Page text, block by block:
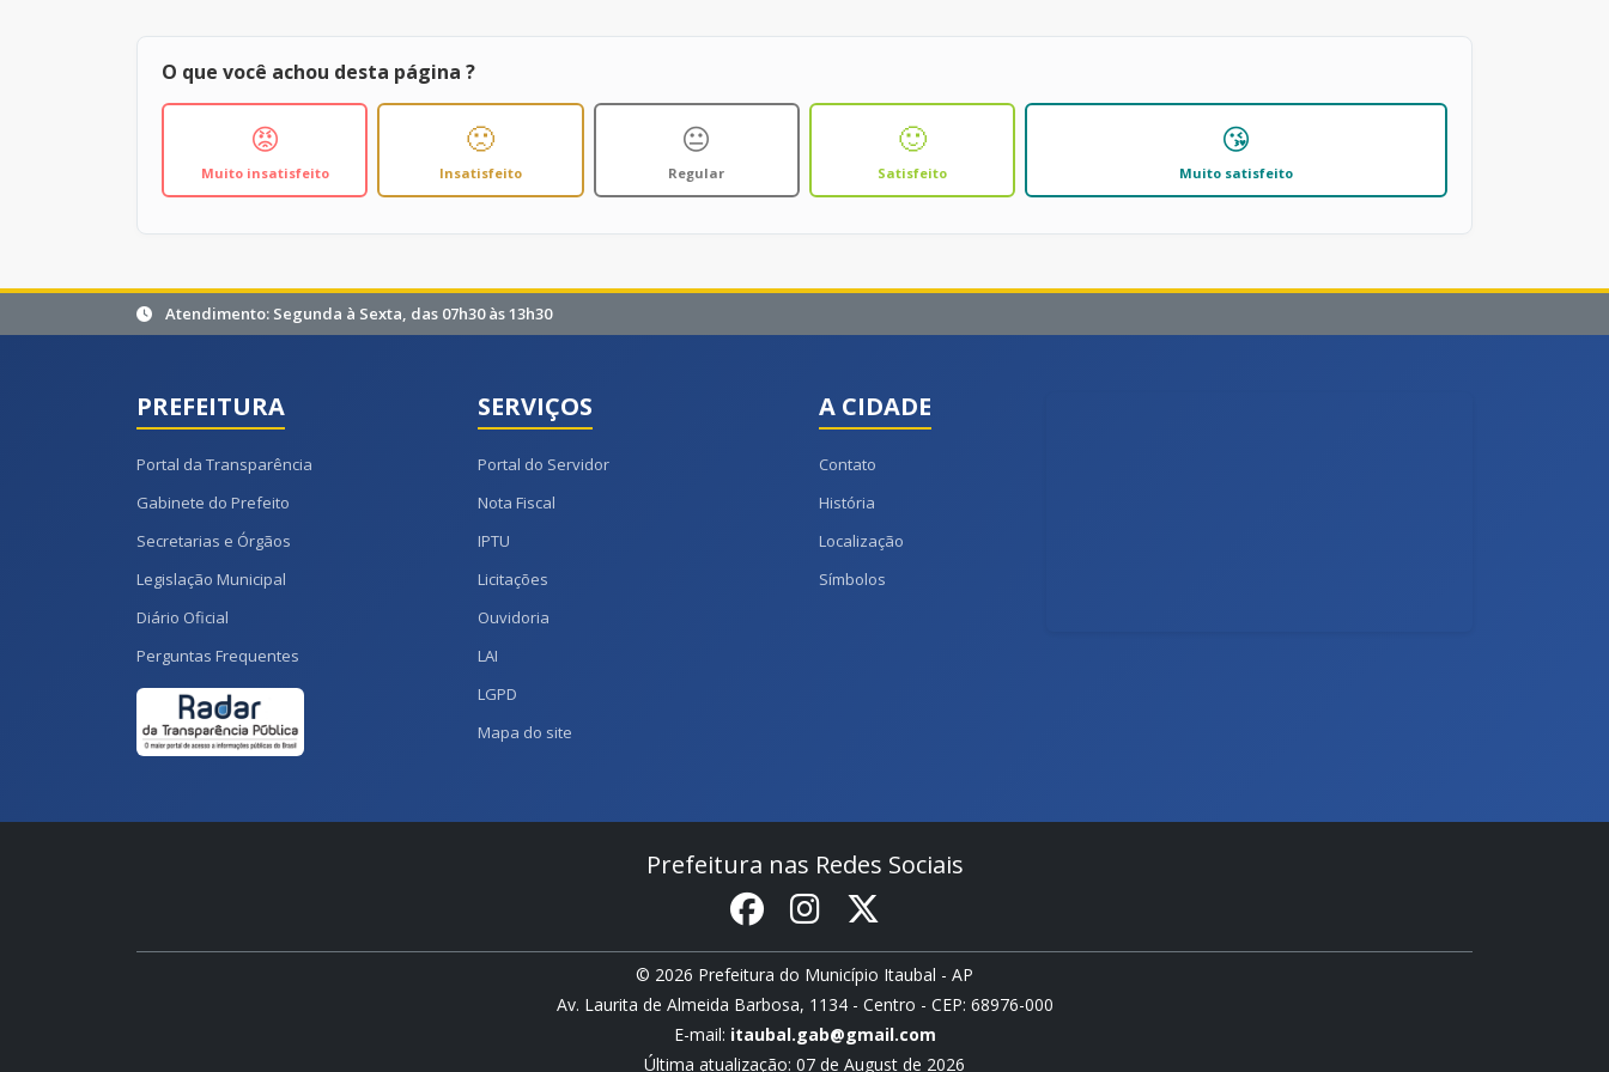
O que você achou desta página ?
😡
Muito insatisfeito
🙁
Insatisfeito
😐
Regular
🙂
Satisfeito
😘
Muito satisfeito
Atendimento: Segunda à Sexta, das 07h30 às 13h30
PREFEITURA
Portal da Transparência
Gabinete do Prefeito
Secretarias e Órgãos
Legislação Municipal
Diário Oficial
Perguntas Frequentes
SERVIÇOS
Portal do Servidor
Nota Fiscal
IPTU
Licitações
Ouvidoria
LAI
LGPD
Mapa do site
A CIDADE
Contato
História
Localização
Símbolos
Prefeitura nas Redes Sociais
© 2026 Prefeitura do Município Itaubal - AP
Av. Laurita de Almeida Barbosa, 1134 - Centro - CEP: 68976-000
E-mail: itaubal.gab@gmail.com
Última atualização: 07 de August de 2026